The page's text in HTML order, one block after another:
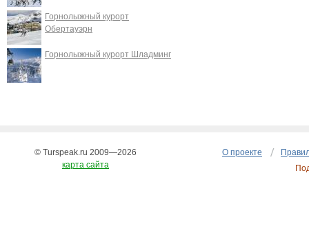
Горнолыжный курорт
Обертауэрн
Горнолыжный курорт Шладминг
О проекте
© Turspeak.ru 2009—2026
карта сайта